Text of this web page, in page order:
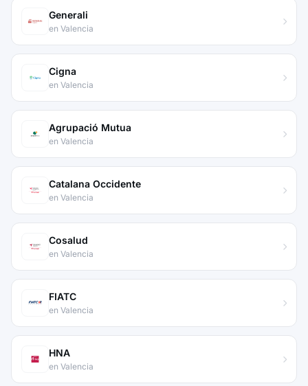
Generali
en Valencia
Cigna
en Valencia
Agrupació Mutua
en Valencia
Catalana Occidente
en Valencia
Cosalud
en Valencia
FIATC
en Valencia
HNA
en Valencia